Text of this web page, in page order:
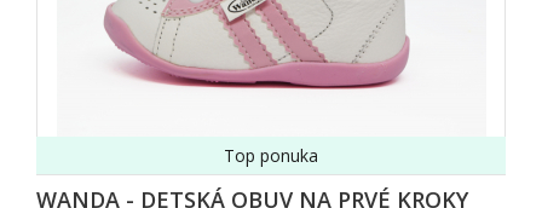
WANDA - DETSKÁ OBUV NA PRVÉ KROKY
Top ponuka